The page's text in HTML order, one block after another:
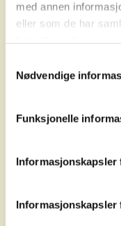
med annen
eller som de har
Nødvendige
Funksjonelle
inngangen til
konferansen